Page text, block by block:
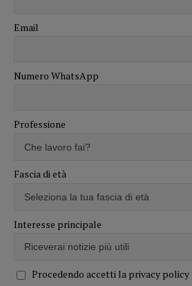
Email
Numero WhatsApp
Professione
Fascia di età
Interesse principale
Procedendo accetti la privacy policy